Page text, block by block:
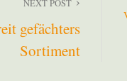
NEXT POST
gefächters
Sortiment